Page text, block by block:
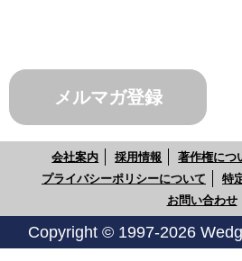
メルマガ登録
会社案内 採用情報 著作権につ
プライバシーポリシーについて
特
お問い合わせ
Copyright © 1997-2026